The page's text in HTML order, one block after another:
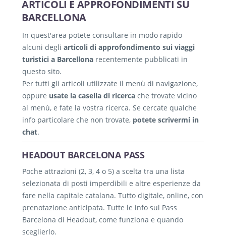
ARTICOLI E APPROFONDIMENTI SU
BARCELLONA
In quest'area potete consultare in modo rapido
alcuni degli articoli di approfondimento sui viaggi
turistici a Barcellona recentemente pubblicati in
questo sito.
Per tutti gli articoli utilizzate il menù di navigazione,
oppure usate la casella di ricerca che trovate vicino
al menù, e fate la vostra ricerca. Se cercate qualche
info particolare che non trovate, potete scrivermi in
chat.
HEADOUT BARCELONA PASS
Poche attrazioni (2, 3, 4 o 5) a scelta tra una lista
selezionata di posti imperdibili e altre esperienze da
fare nella capitale catalana. Tutto digitale, online, con
prenotazione anticipata. Tutte le info sul Pass
Barcelona di Headout, come funziona e quando
sceglierlo.